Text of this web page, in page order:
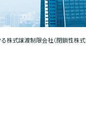
株式譲渡制限会社（閉鎖性株式